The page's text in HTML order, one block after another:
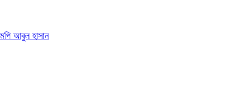
আবুল হাসান